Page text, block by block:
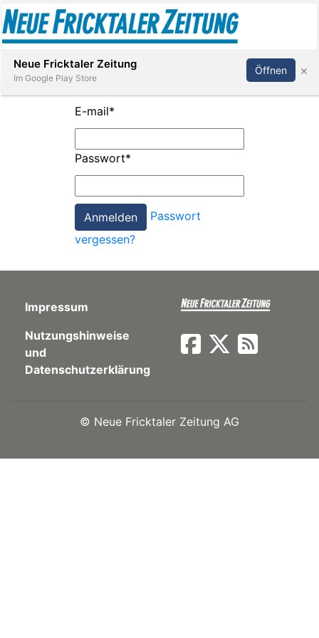
Paper
App
Abonnieren Anmelden
E-mail*
Passwort*
Passwort
vergessen?
Impressum
Nutzungshinweise
und
Datenschutzerklärung
© Neue Fricktaler Zeitung AG
Neue Fricktaler Zeitung
Im Google Play Store
Öffnen ×